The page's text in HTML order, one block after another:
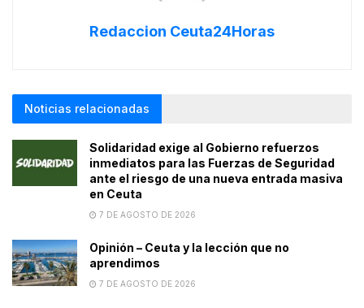
Redaccion Ceuta24Horas
Noticias relacionadas
Solidaridad exige al Gobierno refuerzos
inmediatos para las Fuerzas de Seguridad
ante el riesgo de una nueva entrada masiva
en Ceuta
7 DE AGOSTO DE 2026
Opinión – Ceuta y la lección que no
aprendimos
7 DE AGOSTO DE 2026